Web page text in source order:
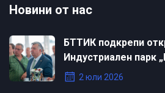
Новини от нас
БТТИК подкрепи
Индустриален парк
2 юли 2026